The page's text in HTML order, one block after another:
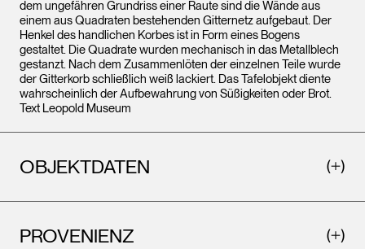
dem ungefähren Grundriss einer Raute sind die Wände aus
einem aus Quadraten bestehenden Gitternetz aufgebaut. Der
Henkel des handlichen Korbes ist in Form eines Bogens
gestaltet. Die Quadrate wurden mechanisch in das Metallblech
gestanzt. Nach dem Zusammenlöten der einzelnen Teile wurde
der Gitterkorb schließlich weiß lackiert. Das Tafelobjekt diente
wahrscheinlich der Aufbewahrung von Süßigkeiten oder Brot.
Text Leopold Museum
OBJEKTDATEN
PROVENIENZ